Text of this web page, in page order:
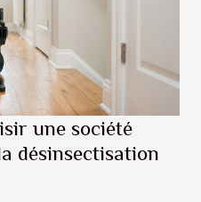
une société
désinsectisation